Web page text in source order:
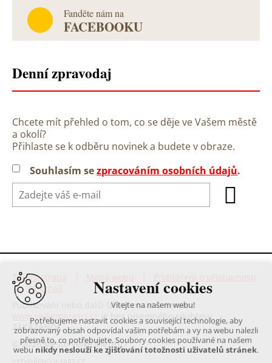
Fanděte nám na
FACEBOOKU
Denní zpravodaj
Chcete mít přehled o tom, co se děje ve Vašem městě
a okolí?
Přihlaste se k odběru novinek a budete v obraze.
Souhlasím sezpracováním osobních údajů.
Titulní strana
|Webmail
Publikování nebo další šíření obsahu serveru
www.velkemezirici.cz
je bez písemného souhlasu
ZAKÁZÁNO!
© 2026 Město Velké Meziříčí
Nastavení cookies
Vítejte na našem webu!
Potřebujeme nastavit cookies a související technologie, aby
zobrazovaný obsah odpovídal vašim potřebám a vy na webu nalezli
přesně to, co potřebujete. Soubory cookies používané na našem
webu nikdy neslouží ke zjišťování totožnosti uživatelů stránek.